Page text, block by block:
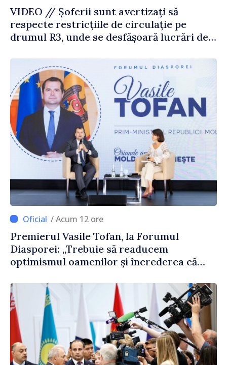
VIDEO // Șoferii sunt avertizați să
respecte restricțiile de circulație pe
drumul R3, unde se desfășoară lucrări de
/ Acum 12 ore
Premierul Vasile Tofan, la Forumul
Diasporei: „Trebuie să readucem
optimismul oamenilor și încrederea că
corectă”